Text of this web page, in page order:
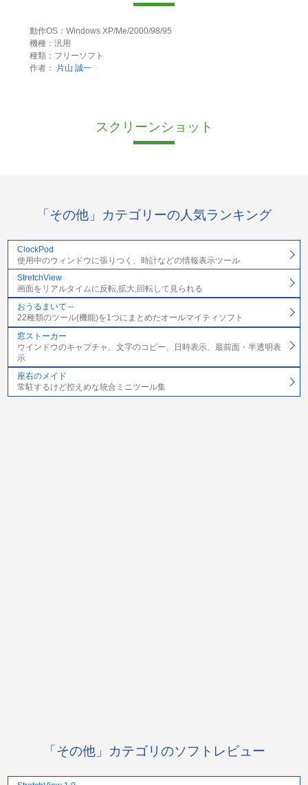
動作OS：Windows XP/Me/2000/98/95
機種：汎用
種類：フリーソフト
作者：
片山 誠一
スクリーンショット
「その他」カテゴリーの人気ランキング
ClockPod
使用中のウィンドウに張りつく、時計などの情報表示ツール
StretchView
画面をリアルタイムに反転,拡大,回転して見られる
おうるまいて～
22種類のツール(機能)を1つにまとめたオールマイティソフト
窓ストーカー
ウインドウのキャプチャ、文字のコピー、日時表示、最前面・半透明表
示
座右のメイド
常駐するけど控えめな統合ミニツール集
「その他」カテゴリのソフトレビュー